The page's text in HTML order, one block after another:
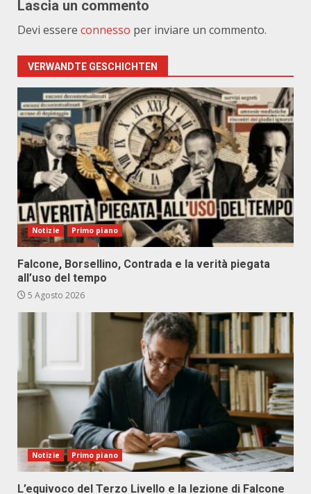
Lascia un commento
Devi essere connesso per inviare un commento.
VERWANDTE GESCHICHTEN
Notizie Primo piano
Falcone, Borsellino, Contrada e la verità piegata
all’uso del tempo
5 Agosto 2026
Notizie Primo piano
L’equivoco del Terzo Livello e la lezione di Falcone